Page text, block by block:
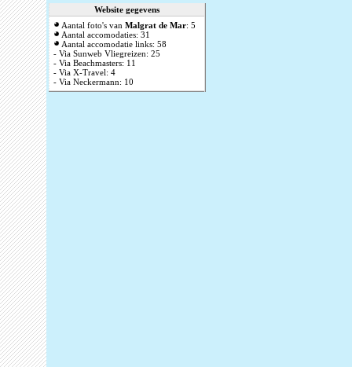
Website gegevens
Aantal foto's van Malgrat de Mar: 5
Aantal accomodaties: 31
Aantal accomodatie links: 58
- Via Sunweb Vliegreizen: 25
- Via Beachmasters: 11
- Via X-Travel: 4
- Via Neckermann: 10